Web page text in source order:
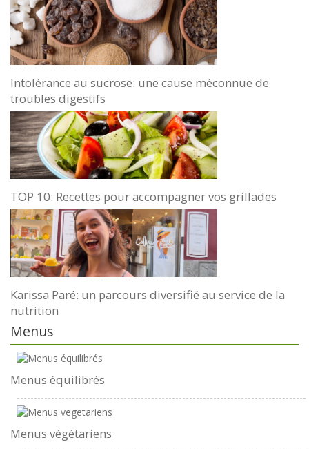
Intolérance au sucrose: une cause méconnue de
troubles digestifs
TOP 10: Recettes pour accompagner vos grillades
Karissa Paré: un parcours diversifié au service de la
nutrition
Menus
Menus équilibrés
Menus végétariens